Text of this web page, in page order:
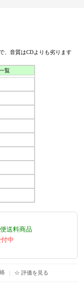
、音質はCDよりも劣ります
覧
送料商品
中
｜ ☆ 評価を見る